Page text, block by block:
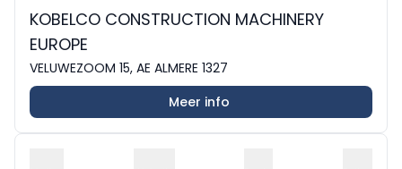
KOBELCO CONSTRUCTION MACHINERY
EUROPE
VELUWEZOOM 15, AE ALMERE 1327
Meer info